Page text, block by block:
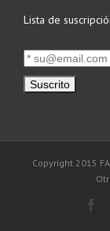
Lista de
Copyright 2015